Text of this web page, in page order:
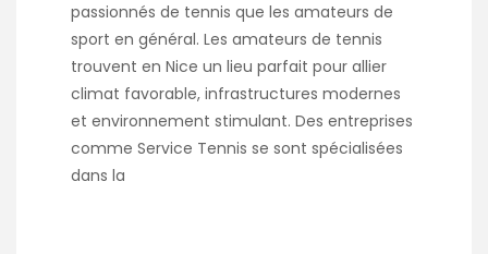
passionnés de tennis que les amateurs de
sport en général. Les amateurs de tennis
trouvent en Nice un lieu parfait pour allier
climat favorable, infrastructures modernes
et environnement stimulant. Des entreprises
comme Service Tennis se sont spécialisées
dans la